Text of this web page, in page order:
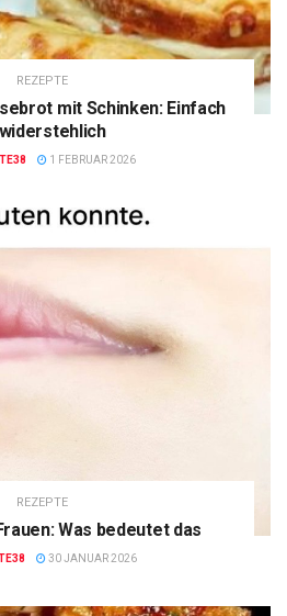
REZEPTE
mit Schinken: Einfach
1 FEBRUAR 2026
REZEPTE
Was bedeutet das
30 JANUAR 2026